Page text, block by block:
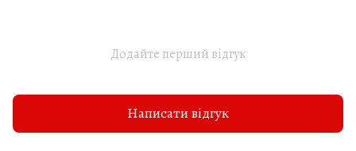
Додайте перший відгук
Написати відгук